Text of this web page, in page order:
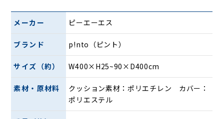
E-CORE独自の弾むような軽やかさ
+
エスリームの包まれるまろやかさ
+
グラデーション構造による安定感
メーカー ピーエーエス
ブランド p!nto（ピント）
サイズ（約） W400×H25~90×D400cm
素材・原材料
クッション素材：ポリエチレン カバー：
ポリエステル